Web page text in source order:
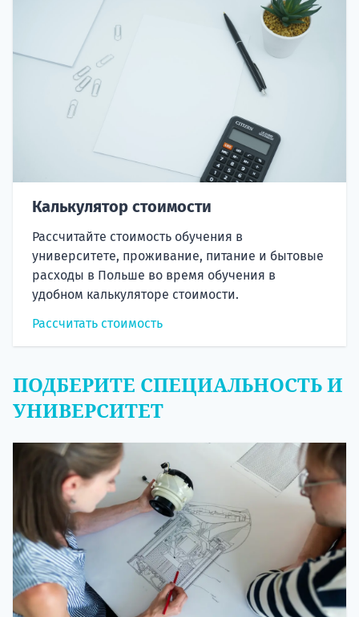
Калькулятор стоимости
Рассчитайте стоимость обучения в
университете, проживание, питание и бытовые
расходы в Польше во время обучения в
удобном калькуляторе стоимости.
Рассчитать стоимость
ПОДБЕРИТЕ СПЕЦИАЛЬНОСТЬ И
УНИВЕРСИТЕТ